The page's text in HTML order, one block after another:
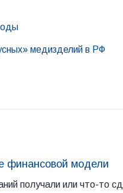
медизделий в РФ
финансовой модели
получали или что-то